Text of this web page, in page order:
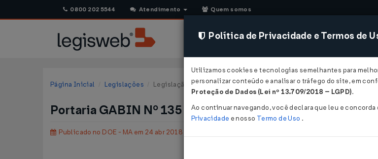
0800 202 5544 Atendimento Quem somos
CONSULTORIA SISTEMAS
Página Inicial Legislações Legislação Estadual - Maranhão
Portaria GABIN Nº 135 DE 19/04/2018
Publicado no DOE - MA em 24 abr 2018
Política de Privacidade e Termos de
Utilizamos cookies e tecnologias semelhantes para
personalizar conteúdo e analisar o tráfego do site, em
Proteção de Dados (Lei nº 13.709/2018 – LGPD).
Ao continuar navegando, você declara que leu e concorda
Privacidade e nosso Termo de Uso .